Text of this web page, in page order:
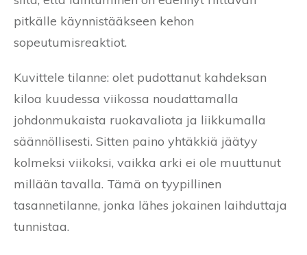
pitkälle käynnistääkseen kehon
sopeutumisreaktiot.
Kuvittele tilanne: olet pudottanut kahdeksan
kiloa kuudessa viikossa noudattamalla
johdonmukaista ruokavaliota ja liikkumalla
säännöllisesti. Sitten paino yhtäkkiä jäätyy
kolmeksi viikoksi, vaikka arki ei ole muuttunut
millään tavalla. Tämä on tyypillinen
tasannetilanne, jonka lähes jokainen laihduttaja
tunnistaa.